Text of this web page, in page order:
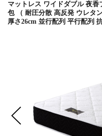
マットレス ワイドダブル 夜
包 （ 耐圧分散 高反発 ウレタ
厚さ26cm 並行配列 平行配列